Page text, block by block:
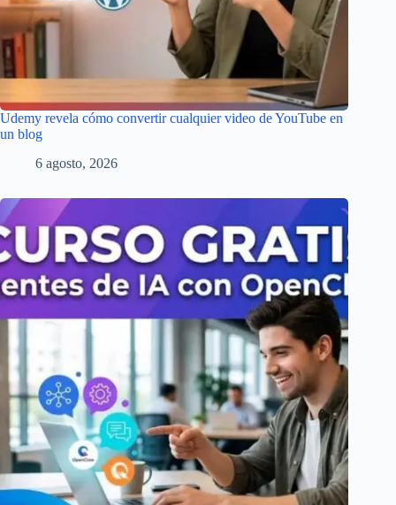
Udemy revela cómo convertir cualquier video de YouTube en
un blog
6 agosto, 2026